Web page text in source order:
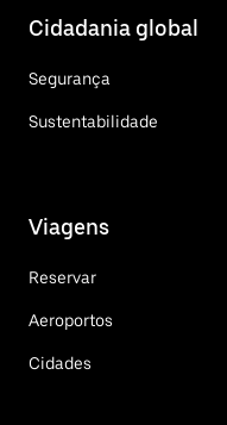
Cidadania global
Segurança
Sustentabilidade
Viagens
Reservar
Aeroportos
Cidades